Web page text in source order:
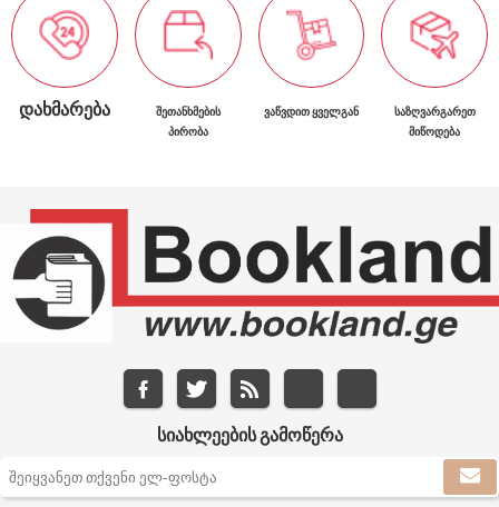
ᲓᲐᲮᲛᲐᲠᲔᲑᲐ
ᲨᲔᲗᲐᲜᲮᲛᲔᲑᲘᲡ
ᲞᲘᲠᲝᲑᲐ
ᲕᲐᲬᲕᲓᲘᲗ ᲧᲕᲔᲚᲒᲐᲜ
ᲡᲐᲖᲦᲕᲐᲠᲒᲐᲠᲔᲗ
ᲛᲘᲬᲝᲓᲔᲑᲐ
ᲡᲘᲐᲮᲚᲔᲔᲑᲘᲡ ᲒᲐᲛᲝᲬᲔᲠᲐ